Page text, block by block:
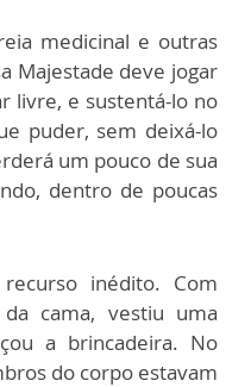
medicinal e outras
Majestade deve jogar
livre, e sustentá-lo no
puder, sem deixá-lo
um pouco de sua
dentro de poucas
inédito. Com
cama, vestiu uma
a brincadeira. No
do corpo estavam